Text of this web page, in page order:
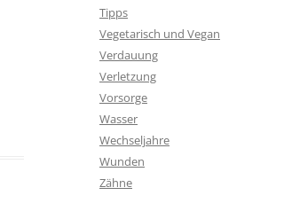
Tipps
Vegetarisch und Vegan
Verdauung
Verletzung
Vorsorge
Wasser
Wechseljahre
Wunden
Zähne